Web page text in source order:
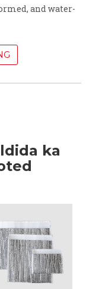
and water-
ka